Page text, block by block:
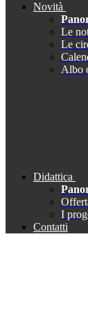
Novità
Le
Le
Albo
Didattica
I
Contatti